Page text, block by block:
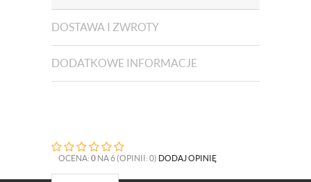
DOSTAWA I ZWROTY
DODATKOWE INFORMACJE
OCENA: 0 NA 6 (OPINII: 0) DODAJ OPINIĘ